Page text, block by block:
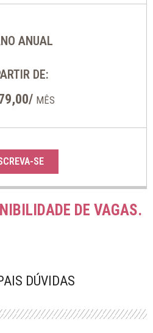
ANUAL
DE:
MÊS
SE
DE VAGAS.
DÚVIDAS